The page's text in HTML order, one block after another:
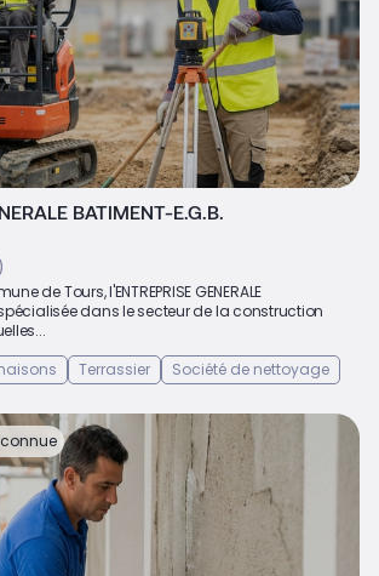
BATIMENT-E.G.B.
de Tours, l'ENTREPRISE GENERALE
spécialisée dans le secteur de la construction
Terrassier Société de nettoyage